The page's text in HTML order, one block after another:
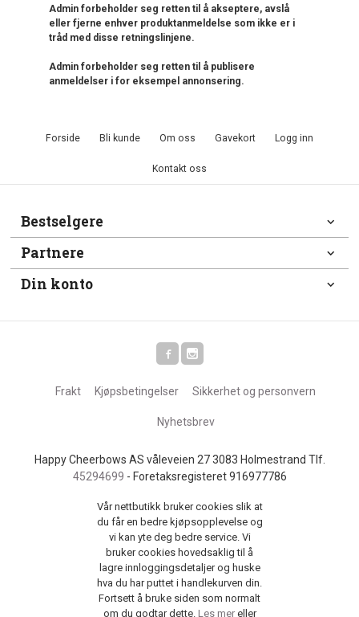
Admin forbeholder seg retten til å akseptere, avslå
eller fjerne enhver produktanmeldelse som ikke er i
tråd med disse retningslinjene.
Admin forbeholder seg retten til å publisere
anmeldelser i for eksempel annonsering.
Forside Bli kunde Om oss Gavekort Logg inn
Kontakt oss
Bestselgere
Partnere
Din konto
Frakt Kjøpsbetingelser Sikkerhet og personvern
Nyhetsbrev
Happy Cheerbows AS våleveien 27 3083 Holmestrand Tlf.
45294699 - Foretaksregisteret 916977786
Vår nettbutikk bruker cookies slik at
du får en bedre kjøpsopplevelse og
vi kan yte deg bedre service. Vi
bruker cookies hovedsaklig til å
lagre innloggingsdetaljer og huske
hva du har puttet i handlekurven din.
Fortsett å bruke siden som normalt
om du godtar dette. Les mer eller